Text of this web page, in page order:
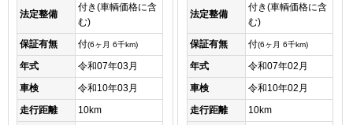
法定整備
付き(車輌価格に含
む)
保証有無
付(6ヶ月 6千km)
年式
令和07年03月
車検
令和10年03月
走行距離
10km
法定整備
付き(車輌価格に含
む)
保証有無
付(6ヶ月 6千km)
年式
令和07年02月
車検
令和10年02月
走行距離
10km